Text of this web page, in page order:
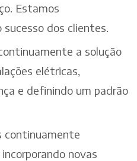
Estamos
dos clientes.
a solução
elétricas,
e definindo um padrão
continuamente
novas